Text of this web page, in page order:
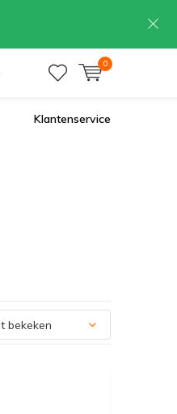
0
Klantenservice